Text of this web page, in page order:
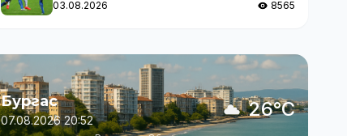
лига
03.08.2026 8565
Бургас
07.08.2026 20:52 26°C